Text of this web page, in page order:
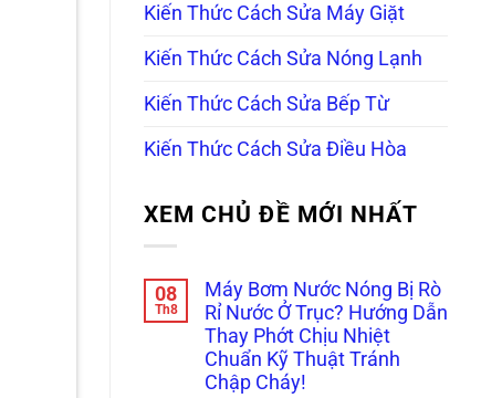
Kiến Thức Cách Sửa Máy Giặt
Kiến Thức Cách Sửa Nóng Lạnh
Kiến Thức Cách Sửa Bếp Từ
Kiến Thức Cách Sửa Điều Hòa
XEM CHỦ ĐỀ MỚI NHẤT
08
Th8
Máy Bơm Nước Nóng Bị Rò
Rỉ Nước Ở Trục? Hướng Dẫn
Thay Phớt Chịu Nhiệt
Chuẩn Kỹ Thuật Tránh
Chập Cháy!